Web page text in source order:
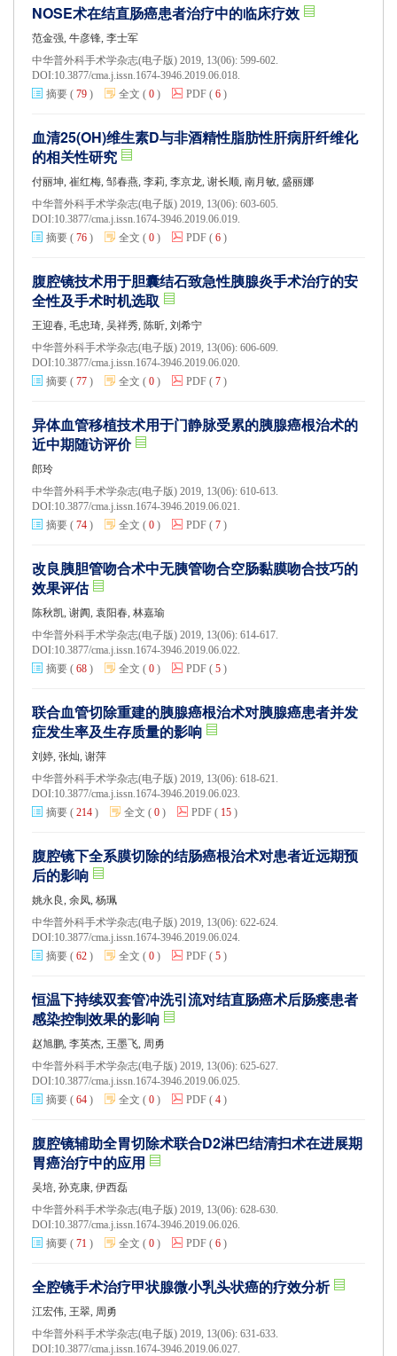
NOSE术在结直肠癌患者治疗中的临床疗效
范金强, 牛彦锋, 李士军
中华普外科手术学杂志(电子版) 2019, 13(06): 599-602.
DOI:10.3877/cma.j.issn.1674-3946.2019.06.018.
摘要 ( 79 ) 全文 ( 0 ) PDF ( 6 )
血清25(OH)维生素D与非酒精性脂肪性肝病肝纤维化
的相关性研究
付丽坤, 崔红梅, 邹春燕, 李莉, 李京龙, 谢长顺, 南月敏, 盛丽娜
中华普外科手术学杂志(电子版) 2019, 13(06): 603-605.
DOI:10.3877/cma.j.issn.1674-3946.2019.06.019.
摘要 ( 76 ) 全文 ( 0 ) PDF ( 6 )
腹腔镜技术用于胆囊结石致急性胰腺炎手术治疗的安
全性及手术时机选取
王迎春, 毛忠琦, 吴祥秀, 陈昕, 刘希宁
中华普外科手术学杂志(电子版) 2019, 13(06): 606-609.
DOI:10.3877/cma.j.issn.1674-3946.2019.06.020.
摘要 ( 77 ) 全文 ( 0 ) PDF ( 7 )
异体血管移植技术用于门静脉受累的胰腺癌根治术的
近中期随访评价
郎玲
中华普外科手术学杂志(电子版) 2019, 13(06): 610-613.
DOI:10.3877/cma.j.issn.1674-3946.2019.06.021.
摘要 ( 74 ) 全文 ( 0 ) PDF ( 7 )
改良胰胆管吻合术中无胰管吻合空肠黏膜吻合技巧的
效果评估
陈秋凯, 谢阗, 袁阳春, 林嘉瑜
中华普外科手术学杂志(电子版) 2019, 13(06): 614-617.
DOI:10.3877/cma.j.issn.1674-3946.2019.06.022.
摘要 ( 68 ) 全文 ( 0 ) PDF ( 5 )
联合血管切除重建的胰腺癌根治术对胰腺癌患者并发
症发生率及生存质量的影响
刘婷, 张灿, 谢萍
中华普外科手术学杂志(电子版) 2019, 13(06): 618-621.
DOI:10.3877/cma.j.issn.1674-3946.2019.06.023.
摘要 ( 214 ) 全文 ( 0 ) PDF ( 15 )
腹腔镜下全系膜切除的结肠癌根治术对患者近远期预
后的影响
姚永良, 余凤, 杨珮
中华普外科手术学杂志(电子版) 2019, 13(06): 622-624.
DOI:10.3877/cma.j.issn.1674-3946.2019.06.024.
摘要 ( 62 ) 全文 ( 0 ) PDF ( 5 )
恒温下持续双套管冲洗引流对结直肠癌术后肠瘘患者
感染控制效果的影响
赵旭鹏, 李英杰, 王墨飞, 周勇
中华普外科手术学杂志(电子版) 2019, 13(06): 625-627.
DOI:10.3877/cma.j.issn.1674-3946.2019.06.025.
摘要 ( 64 ) 全文 ( 0 ) PDF ( 4 )
腹腔镜辅助全胃切除术联合D2淋巴结清扫术在进展期
胃癌治疗中的应用
吴培, 孙克康, 伊西磊
中华普外科手术学杂志(电子版) 2019, 13(06): 628-630.
DOI:10.3877/cma.j.issn.1674-3946.2019.06.026.
摘要 ( 71 ) 全文 ( 0 ) PDF ( 6 )
全腔镜手术治疗甲状腺微小乳头状癌的疗效分析
江宏伟, 王翠, 周勇
中华普外科手术学杂志(电子版) 2019, 13(06): 631-633.
DOI:10.3877/cma.j.issn.1674-3946.2019.06.027.